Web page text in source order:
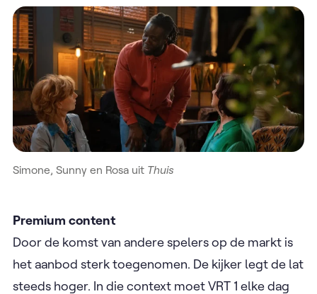
Simone, Sunny en Rosa uit Thuis
Premium content
Door de komst van andere spelers op de markt is
het aanbod sterk toegenomen. De kijker legt de lat
steeds hoger. In die context moet VRT 1 elke dag